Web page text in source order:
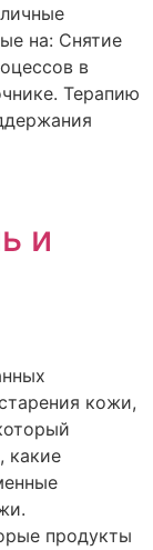
на: Снятие
в
Терапию
и
кожи,
какие
продукты